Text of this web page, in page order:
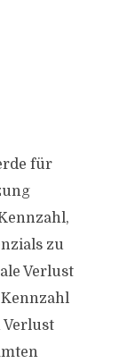
für
zu
Verlust
Kennzahl
Verlust